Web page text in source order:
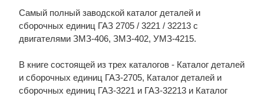
Самый полный заводской каталог деталей и
сборочных единиц ГАЗ 2705 / 3221 / 32213 с
двигателями ЗМЗ-406, ЗМЗ-402, УМЗ-4215.
В книге состоящей из трех каталогов - Каталог деталей
и сборочных единиц ГАЗ-2705, Каталог деталей и
сборочных единиц ГАЗ-3221 и ГАЗ-32213 и Каталог